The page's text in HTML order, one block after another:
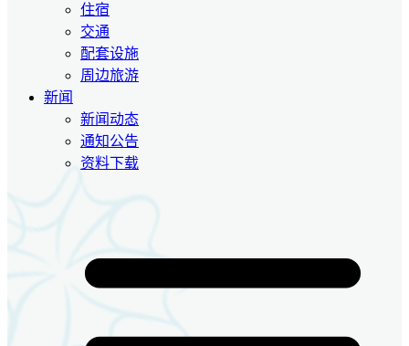
住宿
交通
配套设施
周边旅游
新闻
新闻动态
通知公告
资料下载